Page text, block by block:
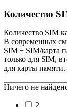
Количество
Количество SIM
В современных
SIM + SIM/карта
только для SIM,
для карты памяти.
Ничего не
2